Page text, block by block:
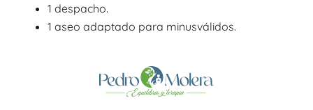
1 despacho.
1 aseo adaptado para minusválidos.